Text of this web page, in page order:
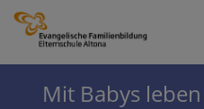
Mit Babys